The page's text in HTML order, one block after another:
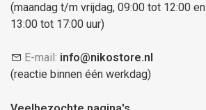
(maandag t/m vrijdag, 09:00 tot 12:00 en
13:00 tot 17:00 uur)
E-mail: info@nikostore.nl
(reactie binnen één werkdag)